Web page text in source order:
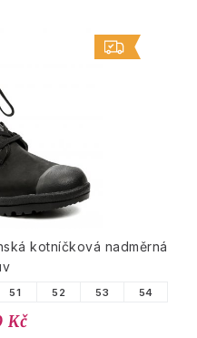
kotníčková nadměrná
51 52 53 54
Kč